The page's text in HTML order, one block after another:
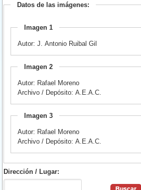
Datos de las imágenes:
Imagen 1
Autor: J. Antonio Ruibal Gil
Imagen 2
Autor: Rafael Moreno
Archivo / Depósito: A.E.A.C.
Imagen 3
Autor: Rafael Moreno
Archivo / Depósito: A.E.A.C.
Dirección / Lugar: